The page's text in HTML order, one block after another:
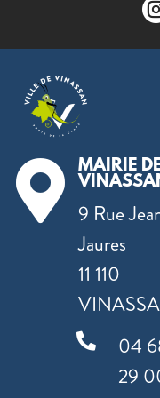

MAIRIE
9 Rue
Jaures
11 110

04
29